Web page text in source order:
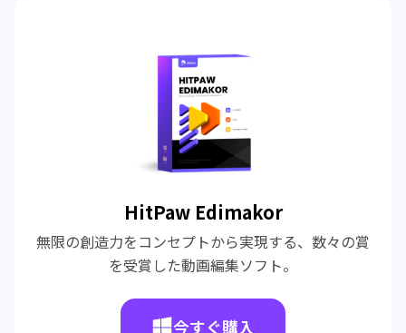
HitPaw Edimakor
無限の創造力をコンセプトから実現する、数々の賞
を受賞した動画編集ソフト。
今すぐ購入